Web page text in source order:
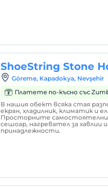
ShoeString Stone
Göreme, Kapadokya, Nevşehir
Платете по-късно със
В нашия обект всяка стая
екран, хладилник, климатик и
Просторните самостоятелни
сешоар, нагревател за хавлии
принадлежности.